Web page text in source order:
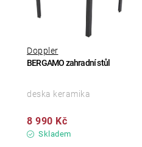
BERGAMO zahradní stůl
Doppler
Skladem
8 990 Kč
deska keramika